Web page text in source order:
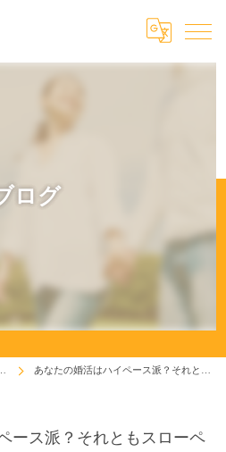
ログ
あなたの婚活はハイペース派？それともスローペース派？
ース派？それともスローペ